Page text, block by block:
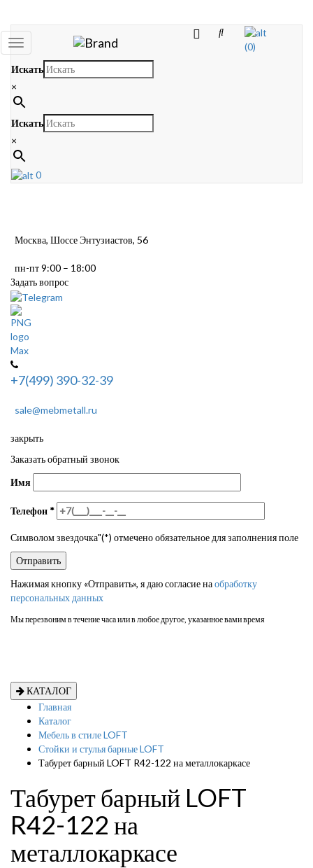
Toggle
navigation
(0)
Искать
×
Искать
×
0
Москва, Шоссе Энтузиастов, 56
пн-пт 9:00 – 18:00
Задать вопрос
+7(499) 390-32-39
sale@mebmetall.ru
закрыть
Заказать обратный звонок
Имя
Телефон *
Символом звездочка"(*) отмечено обязательное для заполнения поле
Нажимая кнопку «Отправить», я даю согласие наобработку
персональных данных
Мы перезвоним в течение часа или в любое другое, указанное вами время
КАТАЛОГ
Главная
Каталог
Мебель в стиле LOFT
Стойки и стулья барные LOFT
Табурет барный LOFT R42-122 на металлокаркасе
Табурет барный LOFT
R42-122 на
металлокаркасе